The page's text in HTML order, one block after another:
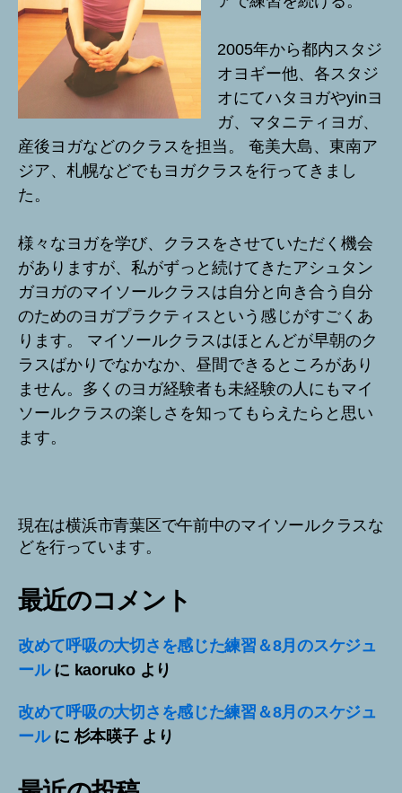
2005年から都内スタジ
オヨギー他、各スタジ
オにてハタヨガやyinヨ
ガ、マタニティヨガ、
産後ヨガなどのクラスを担当。 奄美大島、東南ア
ジア、札幌などでもヨガクラスを行ってきまし
た。
様々なヨガを学び、クラスをさせていただく機会
がありますが、私がずっと続けてきたアシュタン
ガヨガのマイソールクラスは自分と向き合う自分
のためのヨガプラクティスという感じがすごくあ
ります。 マイソールクラスはほとんどが早朝のク
ラスばかりでなかなか、昼間できるところがあり
ません。多くのヨガ経験者も未経験の人にもマイ
ソールクラスの楽しさを知ってもらえたらと思い
ます。
現在は横浜市青葉区で午前中のマイソールクラスな
どを行っています。
最近のコメント
改めて呼吸の大切さを感じた練習＆8月のスケジュ
ールに kaorukoより
改めて呼吸の大切さを感じた練習＆8月のスケジュ
ールに杉本暎子より